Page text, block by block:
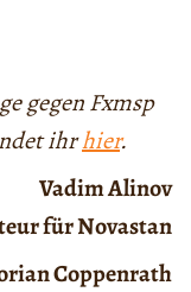
gegen Fxmsp
ihrhier.
Vadim Alinov
für Novastan
Coppenrath